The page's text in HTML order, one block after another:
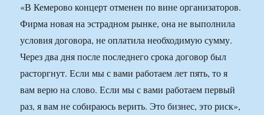
«В Кемерово концерт отменен по вине организаторов.
Фирма новая на эстрадном рынке, она не выполнила
условия договора, не оплатила необходимую сумму.
Через два дня после последнего срока договор был
расторгнут. Если мы с вами работаем лет пять, то я
вам верю на слово. Если мы с вами работаем первый
раз, я вам не собираюсь верить. Это бизнес, это риск»,